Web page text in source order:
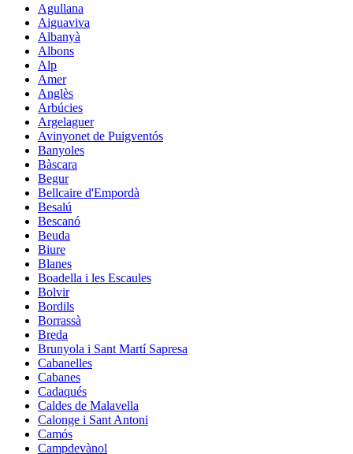
Agullana
Aiguaviva
Albanyà
Albons
Alp
Amer
Anglès
Arbúcies
Argelaguer
Avinyonet de Puigventós
Banyoles
Bàscara
Begur
Bellcaire d'Empordà
Besalú
Bescanó
Beuda
Biure
Blanes
Boadella i les Escaules
Bolvir
Bordils
Borrassà
Breda
Brunyola i Sant Martí Sapresa
Cabanelles
Cabanes
Cadaqués
Caldes de Malavella
Calonge i Sant Antoni
Camós
Campdevànol